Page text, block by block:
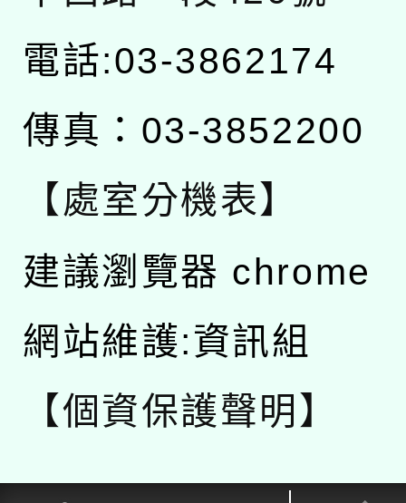
電話:03-3862174
傳真：03-3852200
【處室分機表】
建議瀏覽器 chrome
網站維護:資訊組
【個資保護聲明】